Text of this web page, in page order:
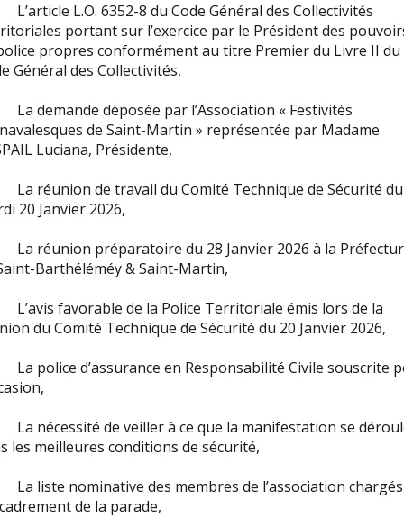
L.O. 6352-8 du Code Général des Collectivités
portant sur l’exercice par le Président des
propres conformément au titre Premier du Livre II du
Général des Collectivités,
demande déposée par l’Association « Festivités
de Saint-Martin » représentée par Madame
Luciana, Présidente,
réunion de travail du Comité Technique de Sécurité du
20 Janvier 2026,
réunion préparatoire du 28 Janvier 2026 à la
Barthéléméy & Saint-Martin,
favorable de la Police Territoriale émis lors de la
du Comité Technique de Sécurité du 20 Janvier 2026,
police d’assurance en Responsabilité Civile souscrite
nécessité de veiller à ce que la manifestation se
les meilleures conditions de sécurité,
liste nominative des membres de l’association
de la parade,